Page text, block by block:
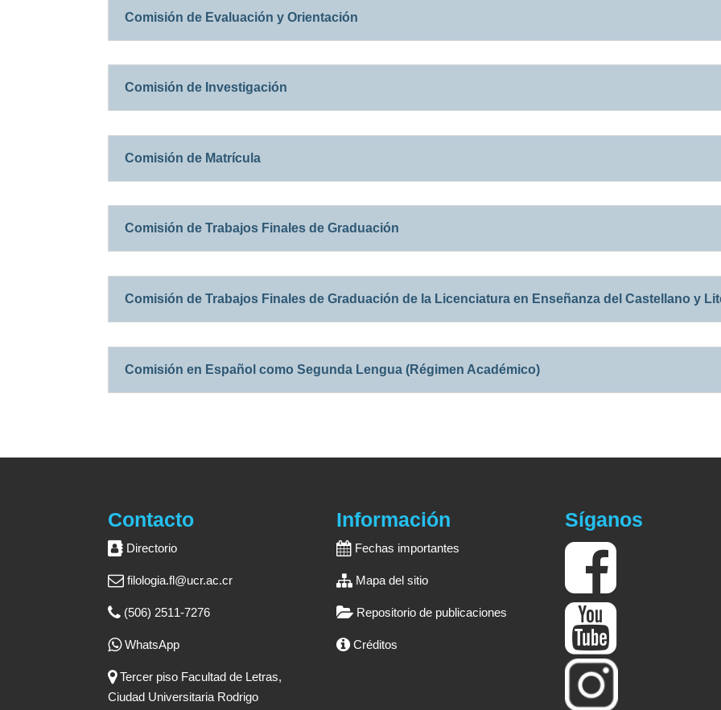
Comisión de Evaluación y Orientación
Comisión de Investigación
Comisión de Matrícula
Comisión de Trabajos Finales de Graduación
Comisión de Trabajos Finales de Graduación de la Licenciatura en Enseñanza del Castellano y
Comisión en Español como Segunda Lengua (Régimen Académico)
Contacto
Directorio
filologia.fl@ucr.ac.cr
(506) 2511-7276
WhatsApp
Tercer piso Facultad de Letras,
Ciudad Universitaria Rodrigo
Información
Fechas importantes
Mapa del sitio
Repositorio de publicaciones
Créditos
Síganos